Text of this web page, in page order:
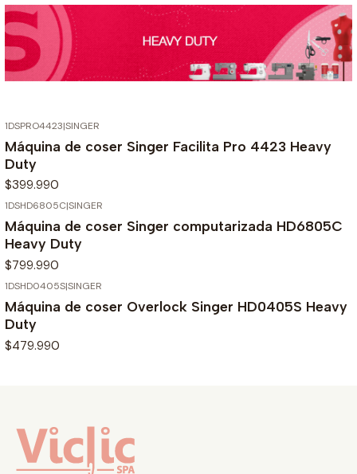
1DSPRO4423|SINGER
Máquina de coser Singer Facilita Pro 4423 Heavy
Duty
$399.990
1DSHD6805C|SINGER
Máquina de coser Singer computarizada HD6805C
Heavy Duty
$799.990
1DSHD0405S|SINGER
Máquina de coser Overlock Singer HD0405S Heavy
Duty
$479.990